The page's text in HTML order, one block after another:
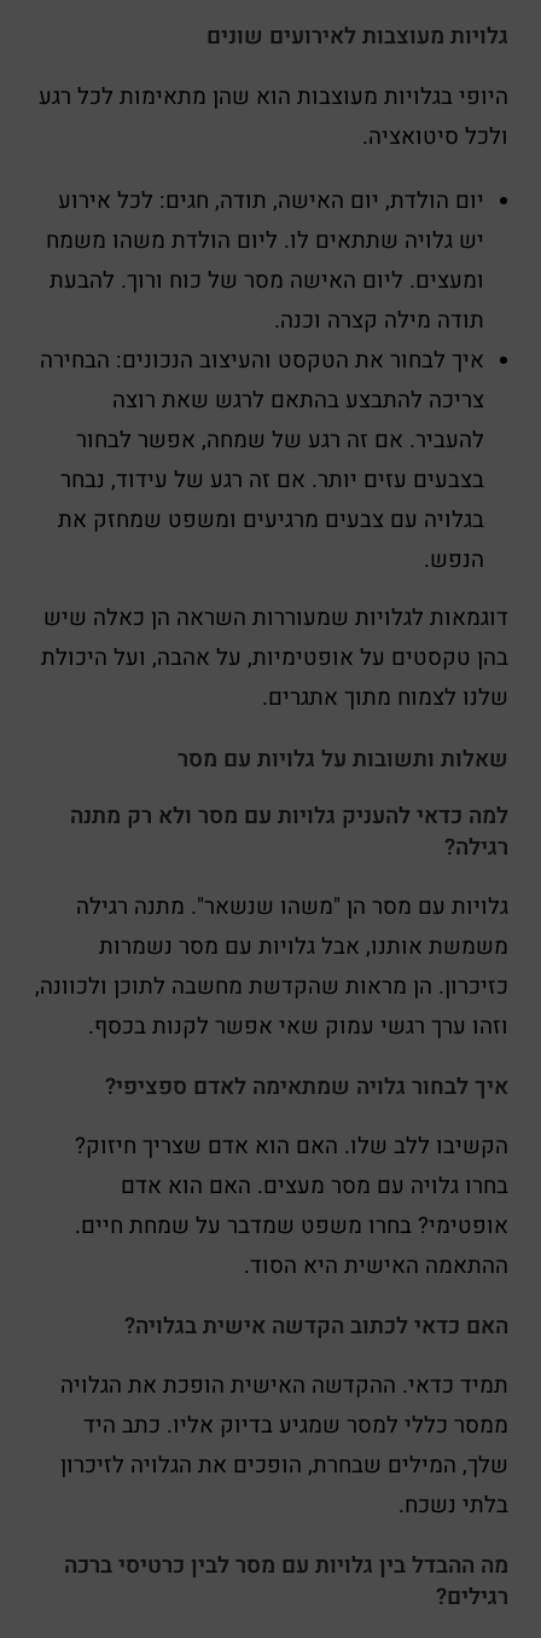
גלויות מעוצבות לאירועים שונים
היופי בגלויות מעוצבות הוא שהן מתאימות לכל רגע
ולכל סיטואציה.
יום הולדת, יום האישה, תודה, חגים: לכל אירוע
יש גלויה שתתאים לו. ליום הולדת משהו משמח
ומעצים. ליום האישה מסר של כוח ורוך. להבעת
תודה מילה קצרה וכנה.
איך לבחור את הטקסט והעיצוב הנכונים: הבחירה
צריכה להתבצע בהתאם לרגש שאת רוצה
להעביר. אם זה רגע של שמחה, אפשר לבחור
בצבעים עזים יותר. אם זה רגע של עידוד, נבחר
בגלויה עם צבעים מרגיעים ומשפט שמחזק את
הנפש.
דוגמאות לגלויות שמעוררות השראה הן כאלה שיש
בהן טקסטים על אופטימיות, על אהבה, ועל היכולת
שלנו לצמוח מתוך אתגרים.
שאלות ותשובות על גלויות עם מסר
למה כדאי להעניק גלויות עם מסר ולא רק מתנה
רגילה?
גלויות עם מסר הן "משהו שנשאר". מתנה רגילה
משמשת אותנו, אבל גלויות עם מסר נשמרות
כזיכרון. הן מראות שהקדשת מחשבה לתוכן ולכוונה,
וזהו ערך רגשי עמוק שאי אפשר לקנות בכסף.
איך לבחור גלויה שמתאימה לאדם ספציפי?
הקשיבו ללב שלו. האם הוא אדם שצריך חיזוק?
בחרו גלויה עם מסר מעצים. האם הוא אדם
אופטימי? בחרו משפט שמדבר על שמחת חיים.
ההתאמה האישית היא הסוד.
האם כדאי לכתוב הקדשה אישית בגלויה?
תמיד כדאי. ההקדשה האישית הופכת את הגלויה
ממסר כללי למסר שמגיע בדיוק אליו. כתב היד
שלך, המילים שבחרת, הופכים את הגלויה לזיכרון
בלתי נשכח.
מה ההבדל בין גלויות עם מסר לבין כרטיסי ברכה
רגילים?